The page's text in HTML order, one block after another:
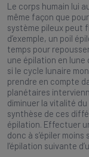
Le corps humain lui
même façon que
système pileux peut
d’exemple, un poil
temps pour
une épilation en lune
si le cycle lunaire
prendre en compte
planétaires
diminuer la vitalité
synthèse de ces
épilation. Effectuer
donc à s’épiler
l’épilation suivante